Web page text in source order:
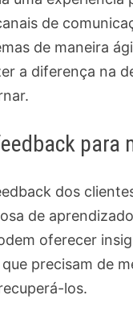
de
de maneira
a diferença na
para
dos
de
oferecer
precisam de
los.